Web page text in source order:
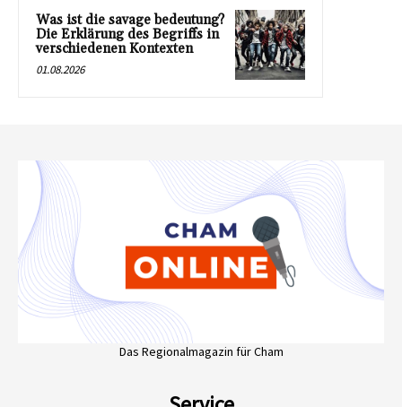
Was ist die savage bedeutung?
Die Erklärung des Begriffs in
verschiedenen Kontexten
01.08.2026
Das Regionalmagazin für Cham